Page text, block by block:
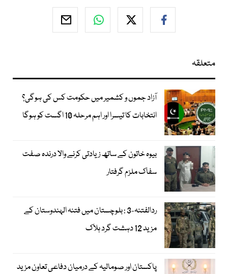
متعلقہ
آزاد جموں و کشمیر میں حکومت کس کی ہوگی؟
انتخابات کا تیسرا اور اہم مرحلہ 10 اگست کو ہوگا
بیوہ خاتون کے ساتھ زیادتی کرنے والا درندہ صفت
سفاک ملزم گرفتار
ردالفتنہ-3 : بلوچستان میں فتنہ الہندوستان کے
مزید 12 دہشت گرد ہلاک
پاکستان اور صومالیہ کے درمیان دفاعی تعاون مزید